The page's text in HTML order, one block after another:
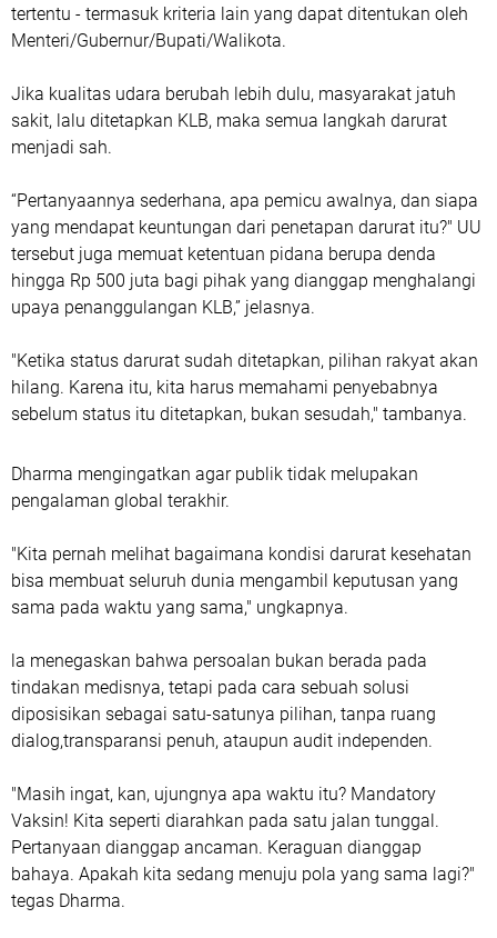
tertentu - termasuk kriteria lain yang dapat ditentukan oleh
Menteri/Gubernur/Bupati/Walikota.
Jika kualitas udara berubah lebih dulu, masyarakat jatuh
sakit, lalu ditetapkan KLB, maka semua langkah darurat
menjadi sah.
“Pertanyaannya sederhana, apa pemicu awalnya, dan siapa
yang mendapat keuntungan dari penetapan darurat itu?" UU
tersebut juga memuat ketentuan pidana berupa denda
hingga Rp 500 juta bagi pihak yang dianggap menghalangi
upaya penanggulangan KLB,” jelasnya.
"Ketika status darurat sudah ditetapkan, pilihan rakyat akan
hilang. Karena itu, kita harus memahami penyebabnya
sebelum status itu ditetapkan, bukan sesudah," tambanya.
Dharma mengingatkan agar publik tidak melupakan
pengalaman global terakhir.
"Kita pernah melihat bagaimana kondisi darurat kesehatan
bisa membuat seluruh dunia mengambil keputusan yang
sama pada waktu yang sama," ungkapnya.
la menegaskan bahwa persoalan bukan berada pada
tindakan medisnya, tetapi pada cara sebuah solusi
diposisikan sebagai satu-satunya pilihan, tanpa ruang
dialog,transparansi penuh, ataupun audit independen.
"Masih ingat, kan, ujungnya apa waktu itu? Mandatory
Vaksin! Kita seperti diarahkan pada satu jalan tunggal.
Pertanyaan dianggap ancaman. Keraguan dianggap
bahaya. Apakah kita sedang menuju pola yang sama lagi?"
tegas Dharma.